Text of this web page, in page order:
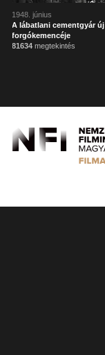
1948. június
A lábatlani cementgyár új
forgókemencéje
81634 megtekintés